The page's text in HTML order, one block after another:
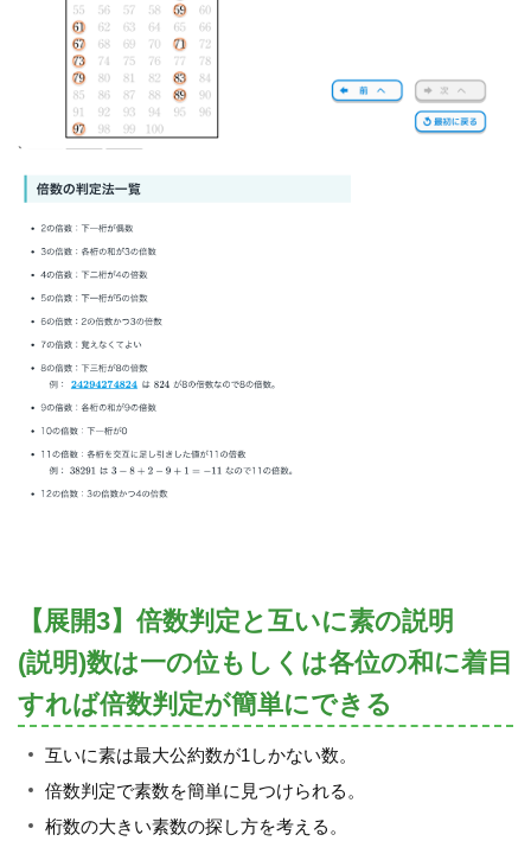
【展開3】倍数判定と互いに素の説明
(説明)数は一の位もしくは各位の和に着目
すれば倍数判定が簡単にできる
互いに素は最大公約数が1しかない数。
倍数判定で素数を簡単に見つけられる。
桁数の大きい素数の探し方を考える。